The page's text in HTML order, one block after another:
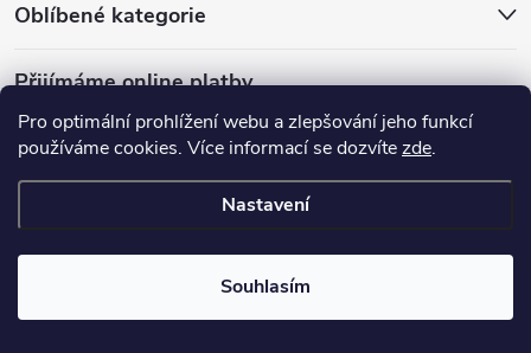
Pro optimální prohlížení webu a zlepšování jeho funkcí
používáme cookies. Více informací se dozvítezde.
Nastavení
Souhlasím
Oblíbené kategorie
Přijímáme online platby
nastavení cookies